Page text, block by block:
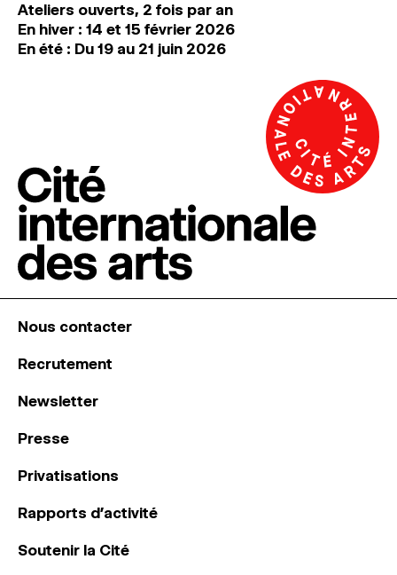
Ateliers ouverts, 2 fois par an
En hiver : 14 et 15 février 2026
En été : Du 19 au 21 juin 2026
Nous contacter
Recrutement
Newsletter
Presse
Privatisations
Rapports d’activité
Soutenir la Cité